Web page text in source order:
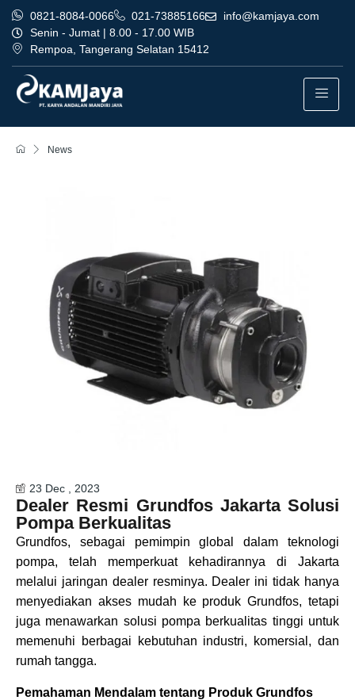
0821-8084-0066 021-73885166
info@kamjaya.com
Senin - Jumat | 8.00 - 17.00 WIB
Rempoa, Tangerang Selatan 15412
News
23 Dec , 2023
Dealer Resmi Grundfos Jakarta Solusi
Pompa Berkualitas
Grundfos, sebagai pemimpin global dalam teknologi
pompa, telah memperkuat kehadirannya di Jakarta
melalui jaringan dealer resminya. Dealer ini tidak hanya
menyediakan akses mudah ke produk Grundfos, tetapi
juga menawarkan solusi pompa berkualitas tinggi untuk
memenuhi berbagai kebutuhan industri, komersial, dan
rumah tangga.
Pemahaman Mendalam tentang Produk Grundfos